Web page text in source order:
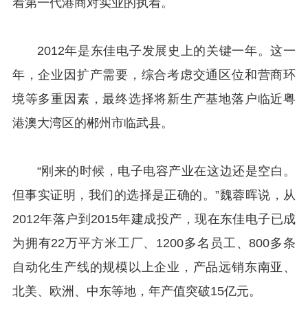
2012年是东佳电子发展史上的关键一年。这一
年，企业因扩产需要，综合考虑交通区位和营商环
境等多重因素，最终选择将新生产基地落户临近粤
港澳大湾区的郴州市临武县。
“刚来的时候，电子电容产业在这边还是空白。
但事实证明，我们的选择是正确的。”魏蓉晖说，从
2012年落户到2015年建成投产，现在东佳电子已成
为拥有22万平方米工厂、1200多名员工、800多条
自动化生产线的规模以上企业，产品远销东南亚、
北美、欧洲、中东等地，年产值突破15亿元。